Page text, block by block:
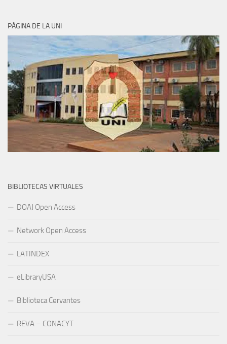
PÁGINA DE LA UNI
BIBLIOTECAS VIRTUALES
DOAJ Open Access
Network Open Access
LATINDEX
eLibraryUSA
Biblioteca Cervantes
REVA – CONACYT